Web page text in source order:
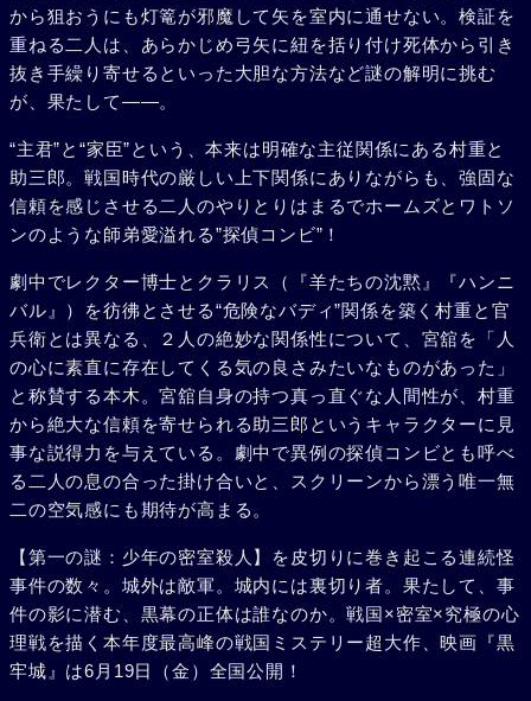
から狙おうにも灯篭が邪魔して矢を室内に通せない。検証を
重ねる二人は、あらかじめ弓矢に紐を括り付け死体から引き
抜き手繰り寄せるといった大胆な方法など謎の解明に挑む
が、果たして――。
“主君”と“家臣”という、本来は明確な主従関係にある村重と
助三郎。戦国時代の厳しい上下関係にありながらも、強固な
信頼を感じさせる二人のやりとりはまるでホームズとワトソ
ンのような師弟愛溢れる”探偵コンビ”！
劇中でレクター博士とクラリス（『羊たちの沈黙』『ハンニ
バル』）を彷彿とさせる“危険なバディ”関係を築く村重と官
兵衛とは異なる、２人の絶妙な関係性について、宮舘を「人
の心に素直に存在してくる気の良さみたいなものがあった」
と称賛する本木。宮舘自身の持つ真っ直ぐな人間性が、村重
から絶大な信頼を寄せられる助三郎というキャラクターに見
事な説得力を与えている。劇中で異例の探偵コンビとも呼べ
る二人の息の合った掛け合いと、スクリーンから漂う唯一無
二の空気感にも期待が高まる。
【第一の謎：少年の密室殺人】を皮切りに巻き起こる連続怪
事件の数々。城外は敵軍。城内には裏切り者。果たして、事
件の影に潜む、黒幕の正体は誰なのか。戦国×密室×究極の心
理戦を描く本年度最高峰の戦国ミステリー超大作、映画『黒
牢城』は6月19日（金）全国公開！